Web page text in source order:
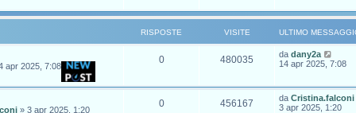
o
RISPOSTE VISITE ULTIMO
apr 2025, 7:08
0 480035 da dany2a
14 apr 2025, 7:08
» 3 apr 2025, 1:20
0 456167 da Cristina.falconi
3 apr 2025, 1:20